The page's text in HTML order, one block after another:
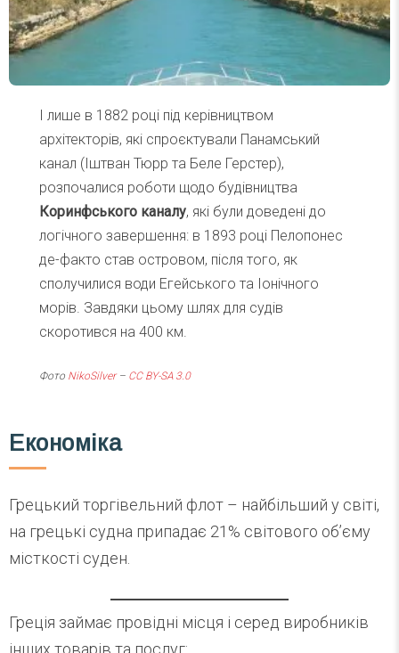
І лише в 1882 році під керівництвом
архітекторів, які спроєктували Панамський
канал (Іштван Тюрр та Беле Герстер),
розпочалися роботи щодо будівництва
Коринфського каналу, які були доведені до
логічного завершення: в 1893 році Пелопонес
де-факто став островом, після того, як
сполучилися води Егейського та Іонічного
морів. Завдяки цьому шлях для судів
скоротився на 400 км.
Фото NikoSilver– CC BY-SA 3.0
Економіка
Грецький торгівельний флот – найбільший у світі,
на грецькі судна припадає 21% світового об’єму
місткості суден.
Греція займає провідні місця і серед виробників
інших товарів та послуг: